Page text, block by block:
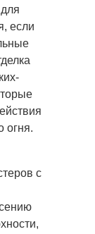
если
огня.
с